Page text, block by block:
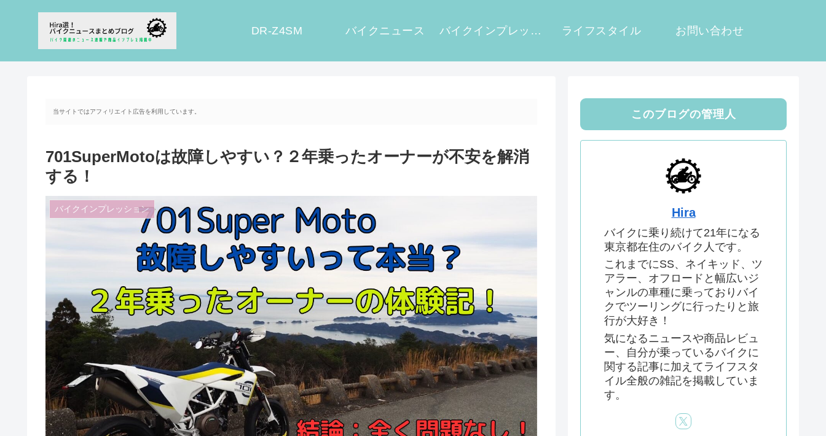
DR-Z4SM バイクニュース バイクインプレッション ライフスタイル お問い合わせ
当サイトではアフィリエイト広告を利用しています。
701SuperMotoは故障しやすい？２年乗ったオーナーが不安を解消
する！
バイクインプレッション
このブログの管理人
Hira
バイクに乗り続けて21年になる
東京都在住のバイク人です。
これまでにSS、ネイキッド、ツ
アラー、オフロードと幅広いジ
ャンルの車種に乗っておりバイ
クでツーリングに行ったりと旅
行が大好き！
気になるニュースや商品レビュ
ー、自分が乗っているバイクに
関する記事に加えてライフスタ
イル全般の雑記を掲載していま
す。